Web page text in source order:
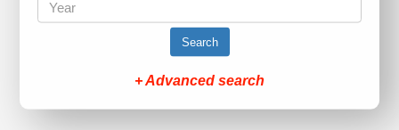
Search
+ Advanced search